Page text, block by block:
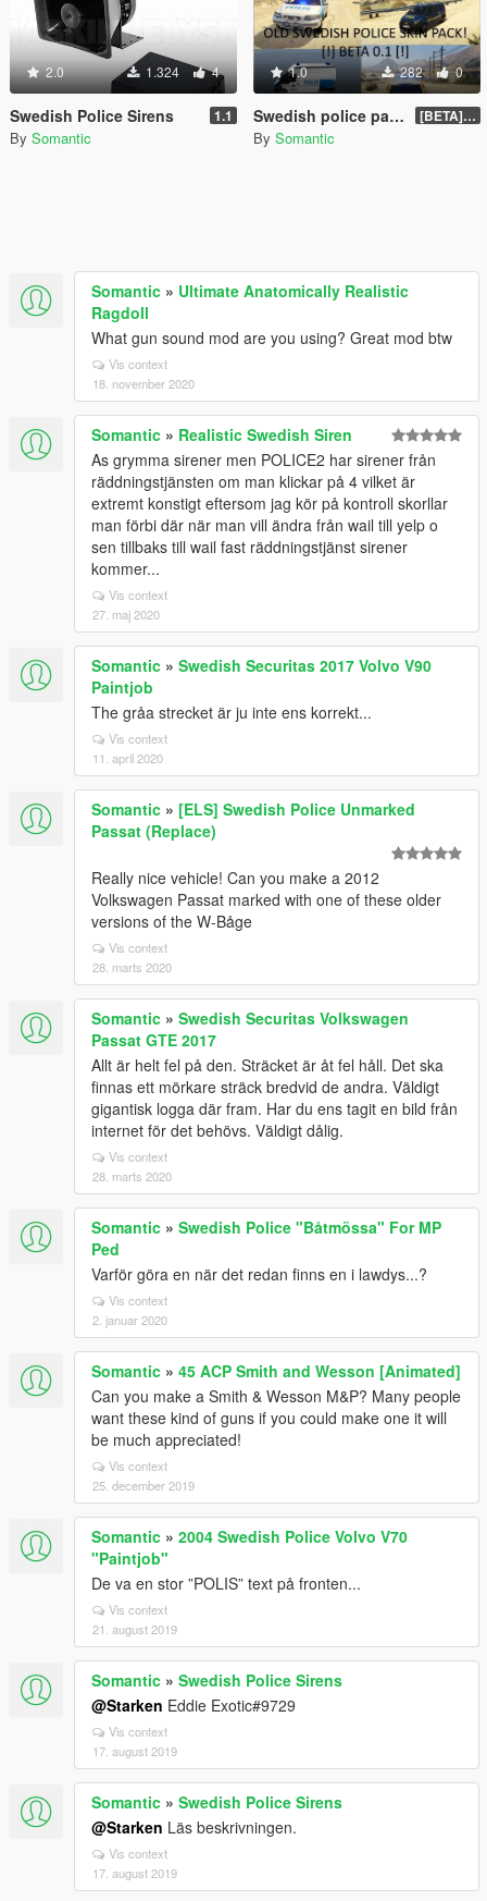
2.0 1.324 4
Swedish Police Sirens 1.1
By Somantic
1.0 282 0
Swedish police paintjob pack (Old Swedish police skin + toll) [BETA] 0.1 [BETA] 0.1
By Somantic
Somantic » Ultimate Anatomically Realistic
Ragdoll
What gun sound mod are you using? Great mod btw
Vis context
18. november 2020
Somantic » Realistic Swedish Siren
As grymma sirener men POLICE2 har sirener från
räddningstjänsten om man klickar på 4 vilket är
extremt konstigt eftersom jag kör på kontroll skorllar
man förbi där när man vill ändra från wail till yelp o
sen tillbaks till wail fast räddningstjänst sirener
kommer...
Vis context
27. maj 2020
Somantic » Swedish Securitas 2017 Volvo V90
Paintjob
The gråa strecket är ju inte ens korrekt...
Vis context
11. april 2020
Somantic » [ELS] Swedish Police Unmarked
Passat (Replace)
Really nice vehicle! Can you make a 2012
Volkswagen Passat marked with one of these older
versions of the W-Båge
Vis context
28. marts 2020
Somantic » Swedish Securitas Volkswagen
Passat GTE 2017
Allt är helt fel på den. Sträcket är åt fel håll. Det ska
finnas ett mörkare sträck bredvid de andra. Väldigt
gigantisk logga där fram. Har du ens tagit en bild från
internet för det behövs. Väldigt dålig.
Vis context
28. marts 2020
Somantic » Swedish Police "Båtmössa" For MP
Ped
Varför göra en när det redan finns en i lawdys...?
Vis context
2. januar 2020
Somantic » 45 ACP Smith and Wesson [Animated]
Can you make a Smith & Wesson M&P? Many people
want these kind of guns if you could make one it will
be much appreciated!
Vis context
25. december 2019
Somantic » 2004 Swedish Police Volvo V70
"Paintjob"
De va en stor ”POLIS” text på fronten...
Vis context
21. august 2019
Somantic » Swedish Police Sirens
@Starken Eddie Exotic#9729
Vis context
17. august 2019
Somantic » Swedish Police Sirens
@Starken Läs beskrivningen.
Vis context
17. august 2019